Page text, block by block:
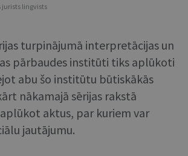
jurists lingvists
turpinājumā interpretācijas un
pārbaudes institūti tiks aplūkoti
abu šo institūtu būtiskākās
nākamajā sērijas rakstā
aktus, par kuriem var
jautājumu.